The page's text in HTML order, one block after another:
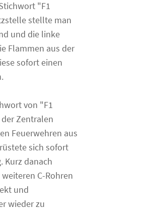
"F1
stellte man
und die linke
Flammen aus der
sofort einen
von "F1
Zentralen
Feuerwehren aus
sich sofort
Kurz danach
C-Rohren
und
wieder zu